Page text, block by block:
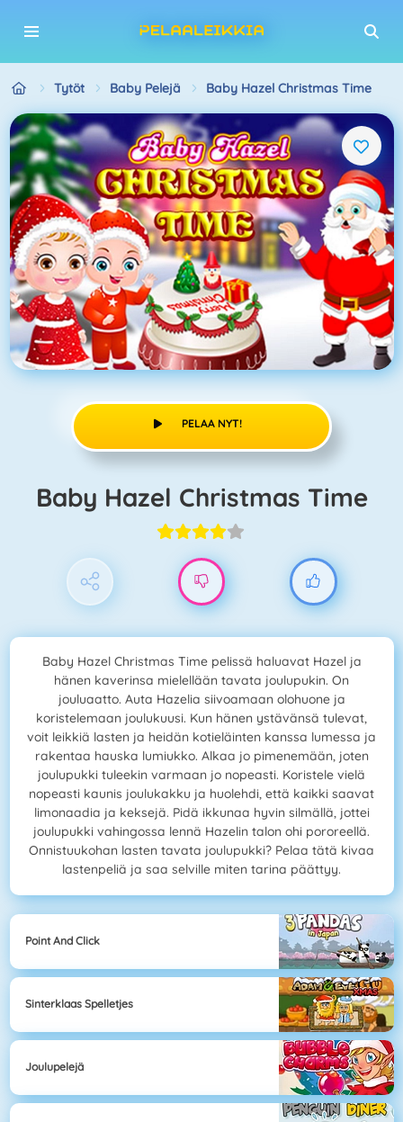
Tytöt Baby Pelejä Baby Hazel Christmas Time
PELAA NYT!
Baby Hazel Christmas Time
Baby Hazel Christmas Time pelissä haluavat Hazel ja
hänen kaverinsa mielellään tavata joulupukin. On
jouluaatto. Auta Hazelia siivoamaan olohuone ja
koristelemaan joulukuusi. Kun hänen ystävänsä tulevat,
voit leikkiä lasten ja heidän kotieläinten kanssa lumessa ja
rakentaa hauska lumiukko. Alkaa jo pimenemään, joten
joulupukki tuleekin varmaan jo nopeasti. Koristele vielä
nopeasti kaunis joulukakku ja huolehdi, että kaikki saavat
limonaadia ja keksejä. Pidä ikkunaa hyvin silmällä, jottei
joulupukki vahingossa lennä Hazelin talon ohi pororeellä.
Onnistuukohan lasten tavata joulupukki? Pelaa tätä kivaa
lastenpeliä ja saa selville miten tarina päättyy.
Point And Click
Sinterklaas Spelletjes
Joulupelejä